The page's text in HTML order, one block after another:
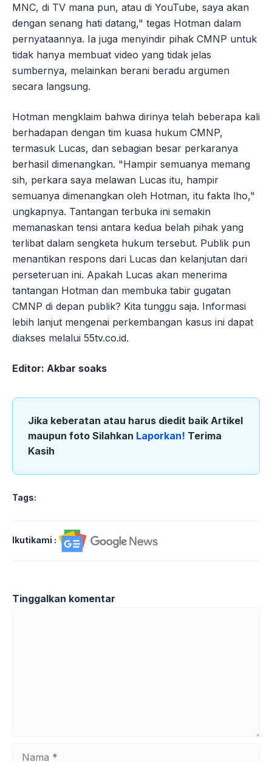
MNC, di TV mana pun, atau di YouTube, saya akan
dengan senang hati datang," tegas Hotman dalam
pernyataannya. Ia juga menyindir pihak CMNP untuk
tidak hanya membuat video yang tidak jelas
sumbernya, melainkan berani beradu argumen
secara langsung.
Hotman mengklaim bahwa dirinya telah beberapa kali
berhadapan dengan tim kuasa hukum CMNP,
termasuk Lucas, dan sebagian besar perkaranya
berhasil dimenangkan. "Hampir semuanya memang
sih, perkara saya melawan Lucas itu, hampir
semuanya dimenangkan oleh Hotman, itu fakta lho,"
ungkapnya. Tantangan terbuka ini semakin
memanaskan tensi antara kedua belah pihak yang
terlibat dalam sengketa hukum tersebut. Publik pun
menantikan respons dari Lucas dan kelanjutan dari
perseteruan ini. Apakah Lucas akan menerima
tantangan Hotman dan membuka tabir gugatan
CMNP di depan publik? Kita tunggu saja. Informasi
lebih lanjut mengenai perkembangan kasus ini dapat
diakses melalui 55tv.co.id.
Editor: Akbar soaks
Jika keberatan atau harus diedit baik Artikel
maupun foto Silahkan Laporkan! Terima
Kasih
Tags:
Ikutikami :
Tinggalkan komentar